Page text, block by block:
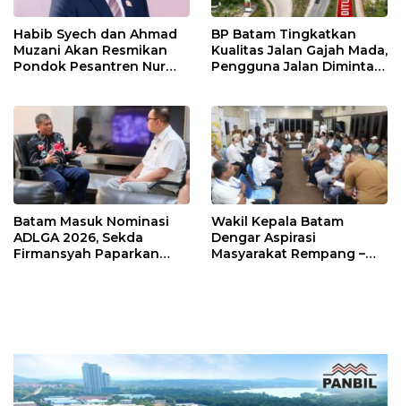
Habib Syech dan Ahmad
Muzani Akan Resmikan
Pondok Pesantren Nur
BP Batam Tingkatkan
Kualitas Jalan Gajah Mada,
Pengguna Jalan Diminta
Batam Masuk Nominasi
ADLGA 2026, Sekda
Firmansyah Paparkan
Wakil Kepala Batam
Dengar Aspirasi
Masyarakat Rempang –